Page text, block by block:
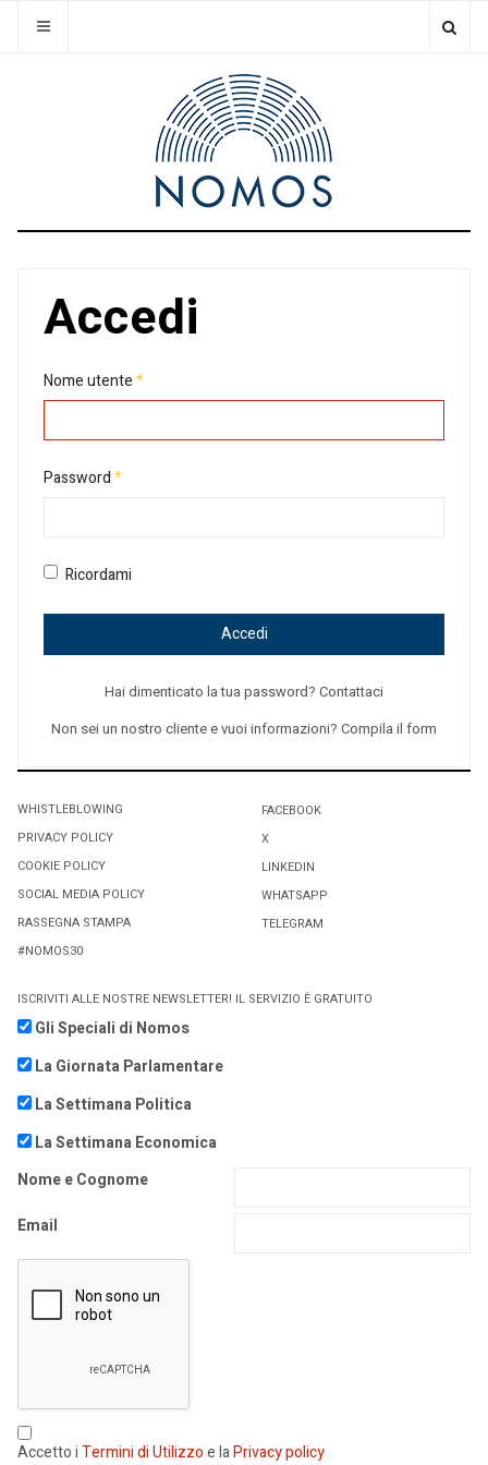
Accedi
Nome utente*
Password*
Ricordami
Accedi
Hai dimenticato la tua password? Contattaci
Non sei un nostro cliente e vuoi informazioni? Compila il form
WHISTLEBLOWING
PRIVACY POLICY
COOKIE POLICY
SOCIAL MEDIA POLICY
RASSEGNA STAMPA
#NOMOS30
FACEBOOK
X
LINKEDIN
WHATSAPP
TELEGRAM
ISCRIVITI ALLE NOSTRE NEWSLETTER! IL SERVIZIO È GRATUITO
Gli Speciali di Nomos
La Giornata Parlamentare
La Settimana Politica
La Settimana Economica
Nome e Cognome
Email
Accetto iTermini di Utilizzoe laPrivacy policy